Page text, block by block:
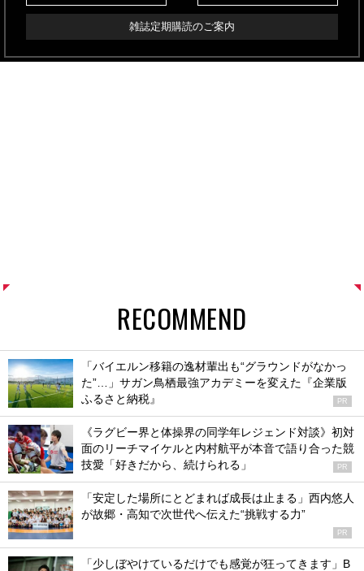
雑誌定期購読のご案内
RECOMMEND
「バイエルン移籍の逸材輩出も“グラウンドがなかっ
た”…」サガン鳥栖最強アカデミーを変えた『企業版
ふるさと納税』
PR
《ラグビー界と体操界の同学年レジェンド対談》初対
面のリーチマイケルと内村航平が本音で語り合った競
技愛「好きだから、続けられる」
PR
「安定した場所にとどまれば成長は止まる」西内悠人
が故郷・高知で次世代へ伝えた“挑戦する力”
PR
「少しぼやけているだけでも感覚が狂ってきます」B